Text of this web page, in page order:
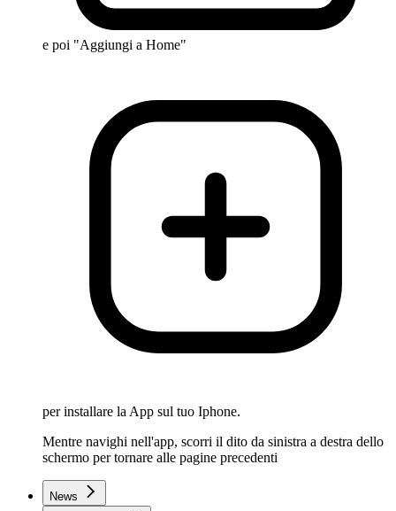
e poi "Aggiungi a Home"
per installare la App sul tuo Iphone.
Mentre navighi nell'app, scorri il dito da sinistra a destra dello
schermo per tornare alle pagine precedenti
News